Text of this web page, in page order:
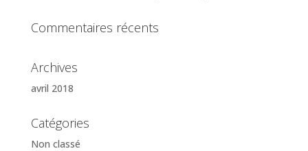
Commentaires récents
Archives
avril 2018
Catégories
Non classé